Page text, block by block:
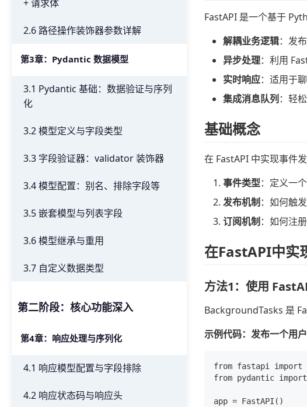
+ 请求体
2.6 路径操作装饰器参数详解
第3章：Pydantic 数据模型
3.1 Pydantic 基础：数据验证与序列
化
3.2 模型定义与字段类型
3.3 字段验证器：validator 装饰器
3.4 模型配置：别名、排除字段等
3.5 嵌套模型与列表字段
3.6 模型继承与重用
3.7 自定义数据类型
第二阶段：核心功能深入
第4章：响应处理与序列化
4.1 响应模型配置与字段排除
4.2 响应状态码与响应头
FastAPI 是一个基于
解耦业务逻辑：发
异步处理：利用
实时响应：适用于
集成消息队列 ：轻
基础概念
在 FastAPI 中实现事件
事件类型：定义一
发布机制 ：如何触
订阅机制 ：如何注
在FastAPI中实
方法1：使用
BackgroundTasks 是
示例代码：发布一个用
from fastapi import
from pydantic import
app = FastAPI()